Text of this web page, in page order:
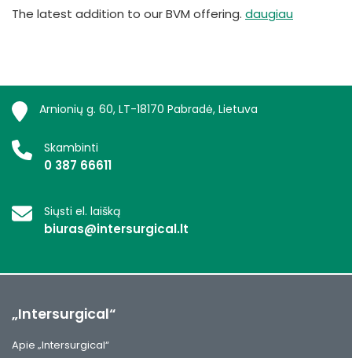
The latest addition to our BVM offering. daugiau
Arnionių g. 60, LT-18170 Pabradė, Lietuva
Skambinti
0 387 66611
Siųsti el. laišką
biuras@intersurgical.lt
„Intersurgical“
Apie „Intersurgical“